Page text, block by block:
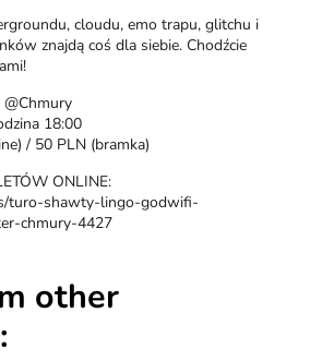
cloudu, emo trapu, glitchu i
znajdą coś dla siebie. Chodźcie
@Chmury
18:00
/ 50 PLN (bramka)
ONLINE:
turo-shawty-lingo-godwifi-
chmury-4427
other